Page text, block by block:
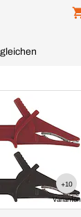
+10
Varianten